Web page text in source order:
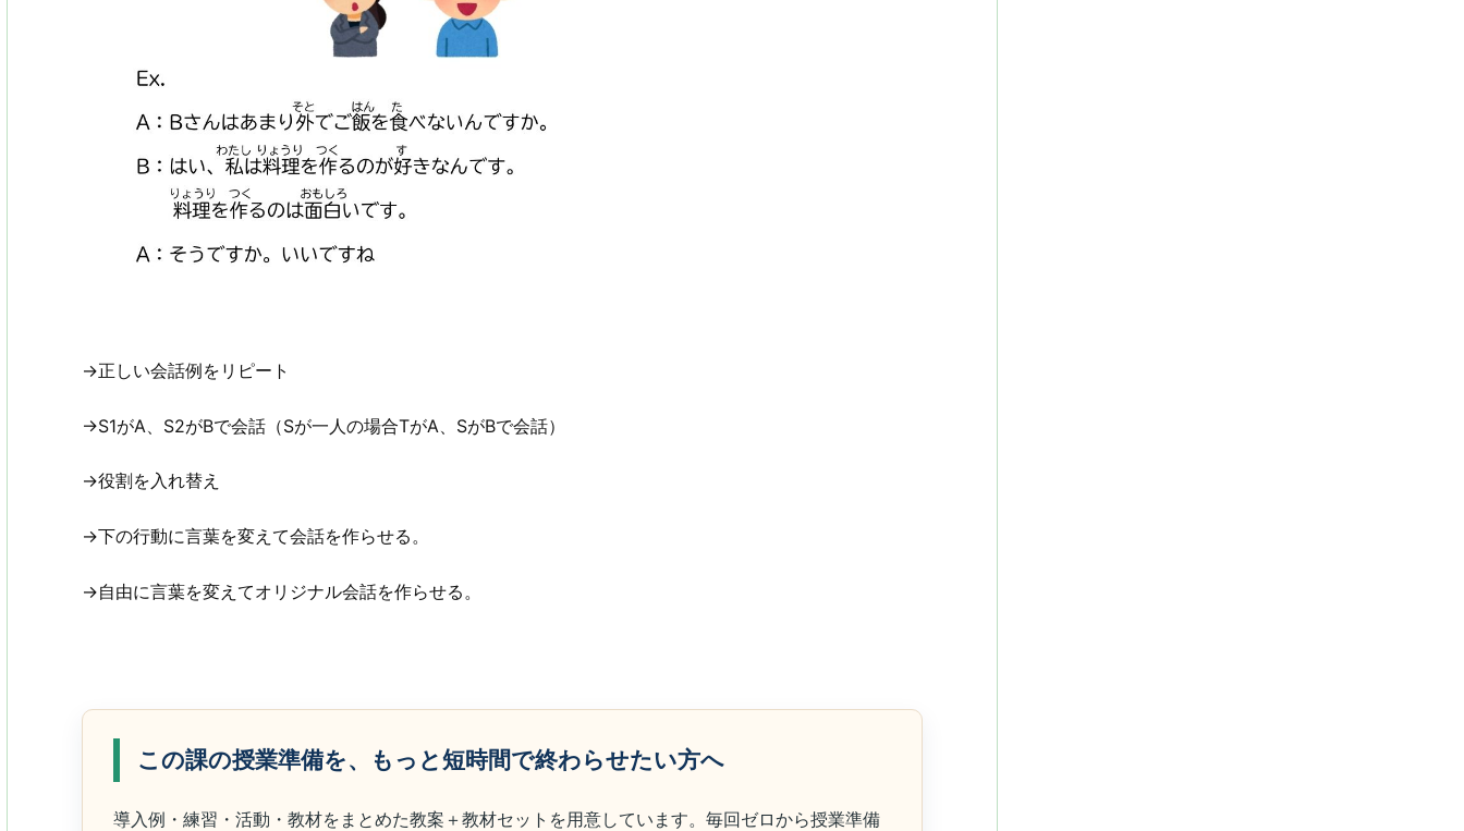
→正しい会話例をリピート
→S1がA、S2がBで会話（Sが一人の場合TがA、SがBで会話）
→役割を入れ替え
→下の行動に言葉を変えて会話を作らせる。
→自由に言葉を変えてオリジナル会話を作らせる。
この課の授業準備を、もっと短時間で終わらせたい方へ
導入例・練習・活動・教材をまとめた教案＋教材セットを用意しています。毎回ゼロから授業準備